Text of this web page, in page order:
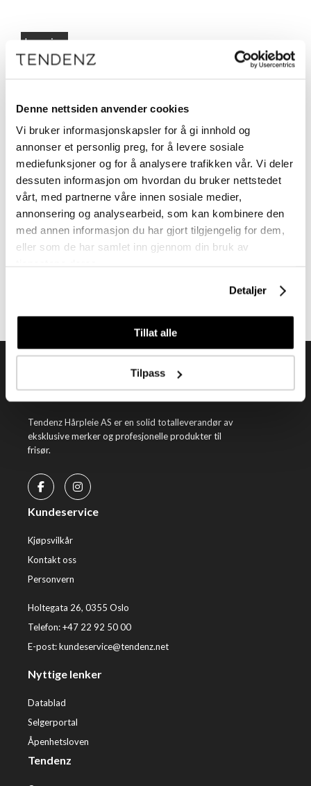
Denne nettsiden anvender cookies
Vi bruker informasjonskapsler for å gi innhold og
annonser et personlig preg, for å levere sosiale
mediefunksjoner og for å analysere trafikken vår. Vi deler
dessuten informasjon om hvordan du bruker nettstedet
vårt, med partnerne våre innen sosiale medier,
annonsering og analysearbeid, som kan kombinere den
med annen informasjon du har gjort tilgjengelig for dem,
eller som de har samlet inn gjennom din bruk av
Detaljer
Tillat alle
Tilpass
Logg inn
Beskrivelse
Meld deg på vårt nyhetsbrev
Få nyheter, kampanjer og inspirasjon fra oss rett til din innboks
Tendenz Hårpleie AS er en solid totalleverandør av
eksklusive merker og profesjonelle produkter til
frisør.
Kundeservice
Kjøpsvilkår
Kontakt oss
Personvern
Holtegata 26, 0355 Oslo
Telefon: +47 22 92 50 00
E-post:kundeservice@tendenz.net
Nyttige lenker
Datablad
Selgerportal
Åpenhetsloven
Tendenz